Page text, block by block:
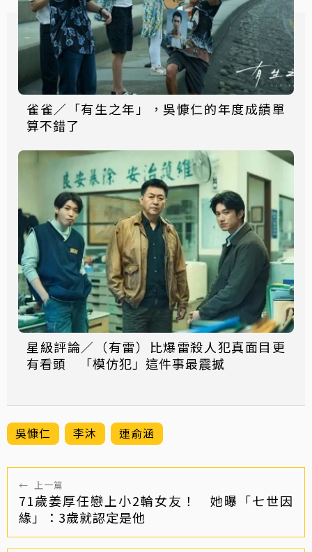
雀雀／「有生之年」，吳慷仁的年度成績單
算不錯了
星級評論／（有雷）比爆雷殺人犯真面目更
有看頭 「模仿犯」這件事最震撼
吳慷仁 李沐 連俞涵
← 上一篇
71歲姜厚任戀上小2輪女友！ 她曝「七世因
緣」：3歲就認定是他